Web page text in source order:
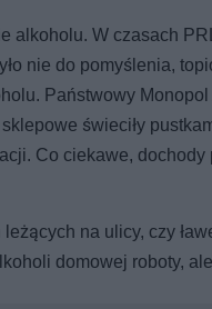
alkoholu. W czasach
nie do pomyślenia,
Państwowy
świeciły
Co ciekawe,
na ulicy, czy
domowej roboty,